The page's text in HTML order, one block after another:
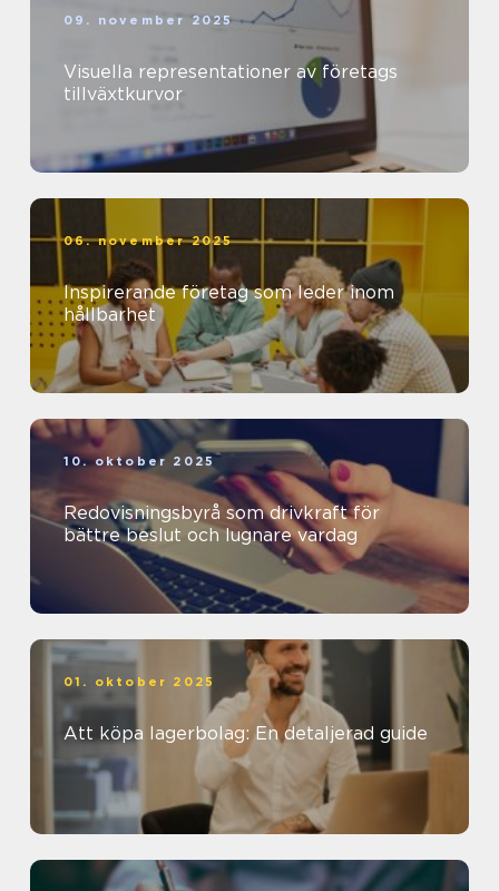
09. november 2025
Visuella representationer av företags
tillväxtkurvor
06. november 2025
Inspirerande företag som leder inom
hållbarhet
10. oktober 2025
Redovisningsbyrå som drivkraft för
bättre beslut och lugnare vardag
01. oktober 2025
Att köpa lagerbolag: En detaljerad guide